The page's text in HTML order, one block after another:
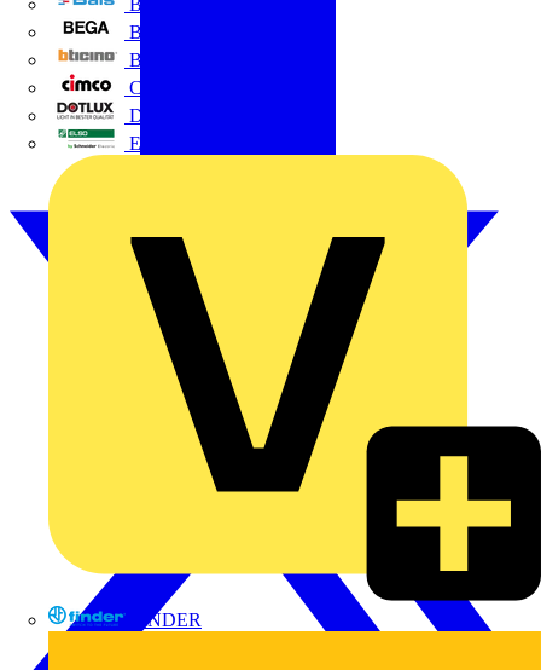
Bega
Bticino
Cimco
DOTLUX GmbH
Elso
FINDER